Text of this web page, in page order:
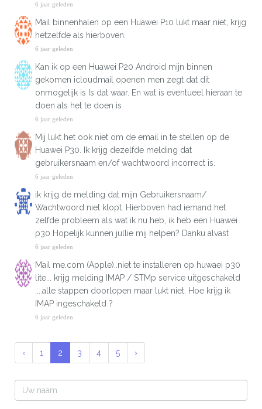
6 jaar geleden
Mail binnenhalen op een Huawei P10 lukt maar niet, krijg
hetzelfde als hierboven.
6 jaar geleden
Kan ik op een Huawei P20 Android mijn binnen
gekomen icloudmail openen men zegt dat dit
onmogelijk is Is dat waar. En wat is eventueel hieraan te
doen als het te doen is
6 jaar geleden
Mij lukt het ook niet om de email in te stellen op de
Huawei P30. Ik krijg dezelfde melding dat
gebruikersnaam en/of wachtwoord incorrect is.
6 jaar geleden
ik krijg de melding dat mijn Gebruikersnaam/
Wachtwoord niet klopt. Hierboven had iemand het
zelfde probleem als wat ik nu heb, ik heb een Huawei
p30 Hopelijk kunnen jullie mij helpen? Danku alvast
6 jaar geleden
Mail me.com (Apple)..niet te installeren op huwaei p30
lite... krijg melding IMAP / STMp service uitgeschakeld
....alle stappen doorlopen maar lukt niet. Hoe krijg ik
IMAP ingeschakeld ?
6 jaar geleden
‹ 1 2 3 4 5 ›